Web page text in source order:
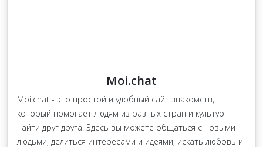
Moi.chat
Moi.chat - это простой и удобный сайт знакомств,
который помогает людям из разных стран и культур
найти друг друга. Здесь вы можете общаться с новыми
людьми, делиться интересами и идеями, искать любовь и